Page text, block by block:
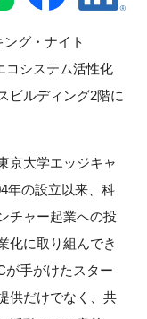
ング・ナイト
コシステム活性化
ビルディング2階に
京大学エッジキャ
年の設立以来、科
チャー起業への投
化に取り組んでき
が手がけたスター
供だけでなく、共